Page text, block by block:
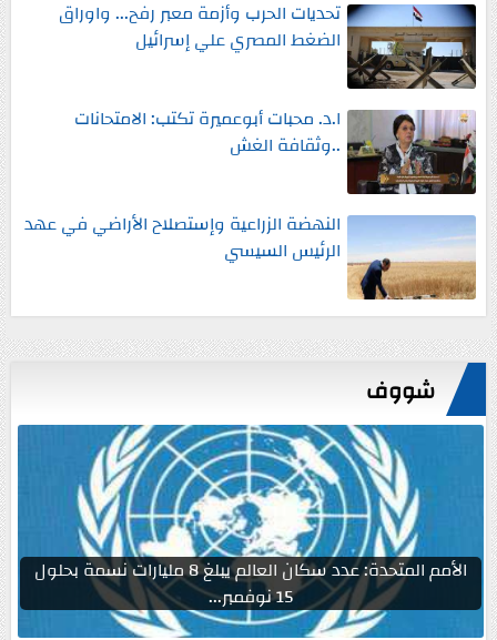
تحديات الحرب وأزمة معبر رفح... واوراق
الضغط المصري علي إسرائيل
ا.د. محبات أبوعميرة تكتب: الامتحانات
..وثقافة الغش
النهضة الزراعية وإستصلاح الأراضي في عهد
الرئيس السيسي
شووف
الأمم المتحدة: عدد سكان العالم يبلغ 8 مليارات نسمة بحلول
15 نوفمبر...